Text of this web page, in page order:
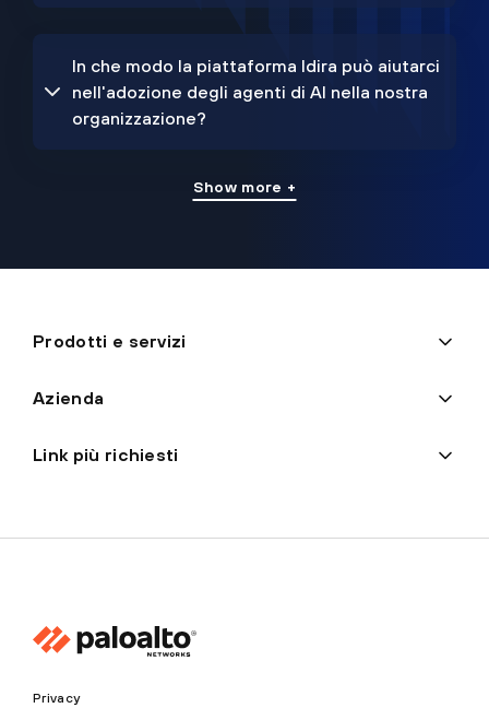
In che modo la piattaforma Idira può aiutarci
nell'adozione degli agenti di AI nella nostra
organizzazione?
Show more +
Prodotti e servizi
Azienda
Link più richiesti
Privacy